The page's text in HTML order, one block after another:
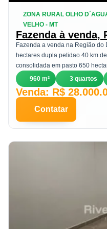
ZONA RURAL OLHO
VELHO - MT
Fazenda à venda,
´agua, Santo
Fazenda a venda na Região do
hectares dupla petidao 40 km
consolidada em pasto 650
960 m²
3 quartos
Venda: R$
Contatar